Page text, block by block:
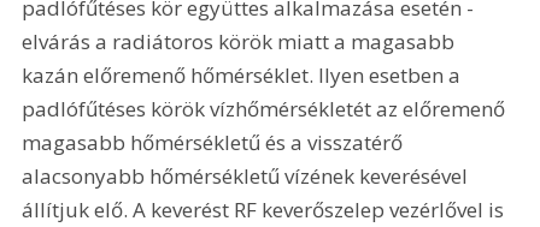
padlófűtéses kör együttes alkalmazása esetén -
elvárás a radiátoros körök miatt a magasabb
kazán előremenő hőmérséklet. Ilyen esetben a
padlófűtéses körök vízhőmérsékletét az előremenő
magasabb hőmérsékletű és a visszatérő
alacsonyabb hőmérsékletű vízének keverésével
állítjuk elő. A keverést RF keverőszelep vezérlővel is